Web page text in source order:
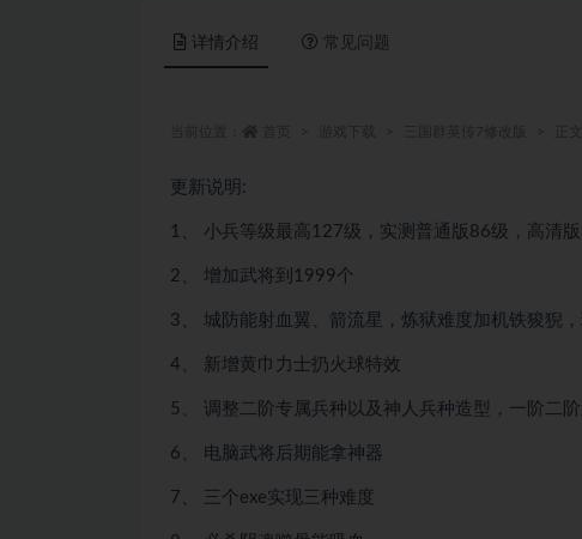
详情介绍 常见问题
更新说明:
1、 小兵等级最高127级，实测普通版86级，高清
2、 增加武将到1999个
3、 城防能射血翼、箭流星，炼狱难度加机铁狻猊
4、 新增黄巾力士扔火球特效
5、 调整二阶专属兵种以及神人兵种造型，一阶二
6、 电脑武将后期能拿神器
7、 三个exe实现三种难度